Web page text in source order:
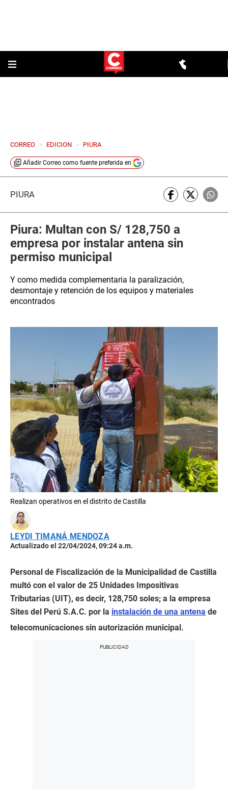
CORREO > EDICION > PIURA
Añadir Correo como fuente preferida en
PIURA
Piura: Multan con S/ 128,750 a
empresa por instalar antena sin
permiso municipal
Y como medida complementaria la paralización,
desmontaje y retención de los equipos y materiales
encontrados
Realizan operativos en el distrito de Castilla
LEYDI TIMANÁ MENDOZA
Actualizado el 22/04/2024, 09:24 a.m.
Personal de Fiscalización de la Municipalidad de Castilla
multó con el valor de 25 Unidades Impositivas
Tributarias (UIT), es decir, 128,750 soles; a la empresa
Sites del Perú S.A.C. por la instalación de una antena de
telecomunicaciones sin autorización municipal.